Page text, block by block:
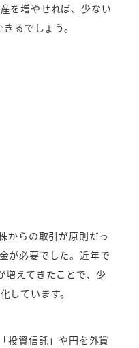
を増やせれば、少ない
るでしょう。
からの取引が原則だっ
が必要でした。近年で
増えてきたことで、少
しています。
投資信託」や円を外貨